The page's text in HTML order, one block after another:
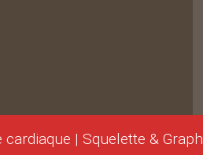
| Squelette &